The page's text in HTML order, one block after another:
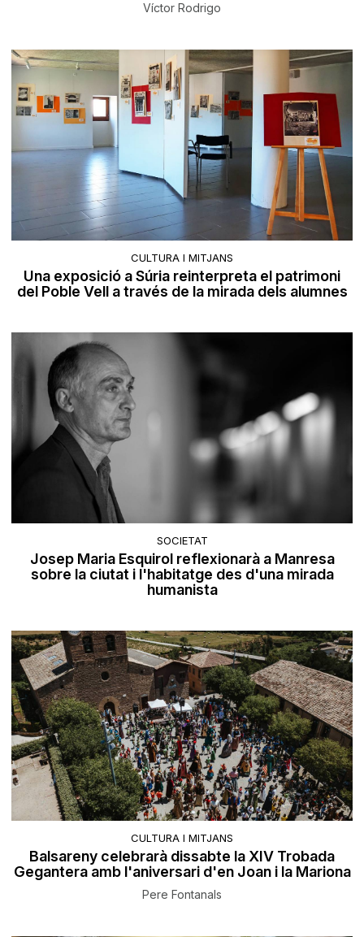
Víctor Rodrigo
CULTURA I MITJANS
Una exposició a Súria reinterpreta el patrimoni
del Poble Vell a través de la mirada dels alumnes
SOCIETAT
Josep Maria Esquirol reflexionarà a Manresa
sobre la ciutat i l'habitatge des d'una mirada
humanista
CULTURA I MITJANS
Balsareny celebrarà dissabte la XIV Trobada
Gegantera amb l'aniversari d'en Joan i la Mariona
Pere Fontanals